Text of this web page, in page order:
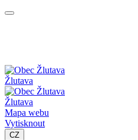
Žlutava
Žlutava
Mapa webu
Vytisknout
CZ